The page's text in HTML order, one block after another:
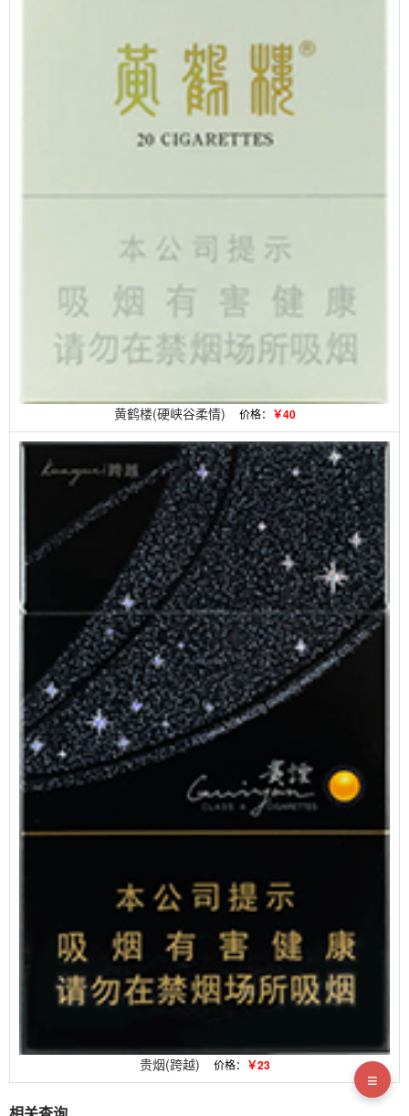
黄鹤楼(硬峡谷柔情) 价格： ￥40
贵烟(跨越) 价格： ￥23
≡